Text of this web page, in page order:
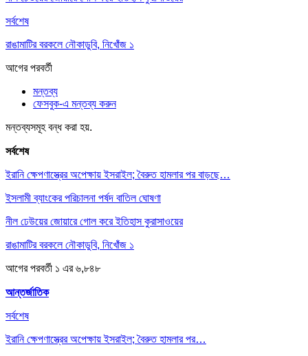
সর্বশেষ
রাঙামাটির বরকলে নৌকাডুবি, নিখোঁজ ১
আগেরপরবর্তী
মন্তব্য
ফেসবুক-এ মন্তব্য করুন
মন্তব্যসমূহ বন্ধ করা হয়.
সর্বশেষ
ইরানি ক্ষেপণাস্ত্রের অপেক্ষায় ইসরাইল; বৈরুত হামলার পর বাড়ছে…
ইসলামী ব্যাংকের পরিচালনা পর্ষদ বাতিল ঘোষণা
নীল ঢেউয়ের জোয়ারে গোল করে ইতিহাস কুরাসাওয়ের
রাঙামাটির বরকলে নৌকাডুবি, নিখোঁজ ১
আগেরপরবর্তী ১ এর ৬,৮৪৮
আন্তর্জাতিক
সর্বশেষ
ইরানি ক্ষেপণাস্ত্রের অপেক্ষায় ইসরাইল; বৈরুত হামলার পর…